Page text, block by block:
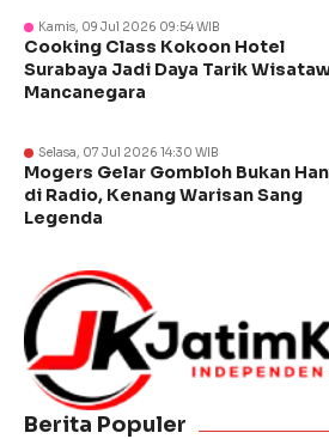
Kamis, 09 Jul 2026 09:54 WIB
Cooking Class Kokoon Hotel
Surabaya Jadi Daya Tarik
Mancanegara
Selasa, 07 Jul 2026 14:30 WIB
Mogers Gelar Gombloh Bukan
di Radio, Kenang Warisan Sang
Legenda
Berita Populer